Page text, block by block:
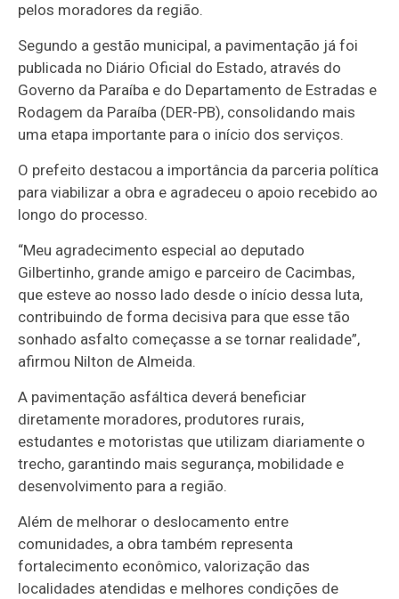
pelos moradores da região.
Segundo a gestão municipal, a pavimentação já foi
publicada no Diário Oficial do Estado, através do
Governo da Paraíba e do Departamento de Estradas e
Rodagem da Paraíba (DER-PB), consolidando mais
uma etapa importante para o início dos serviços.
O prefeito destacou a importância da parceria política
para viabilizar a obra e agradeceu o apoio recebido ao
longo do processo.
“Meu agradecimento especial ao deputado
Gilbertinho, grande amigo e parceiro de Cacimbas,
que esteve ao nosso lado desde o início dessa luta,
contribuindo de forma decisiva para que esse tão
sonhado asfalto começasse a se tornar realidade”,
afirmou Nilton de Almeida.
A pavimentação asfáltica deverá beneficiar
diretamente moradores, produtores rurais,
estudantes e motoristas que utilizam diariamente o
trecho, garantindo mais segurança, mobilidade e
desenvolvimento para a região.
Além de melhorar o deslocamento entre
comunidades, a obra também representa
fortalecimento econômico, valorização das
localidades atendidas e melhores condições de